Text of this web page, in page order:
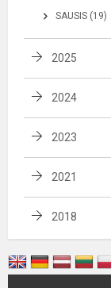
SAUSIS (19)
2025
2024
2023
2021
2018